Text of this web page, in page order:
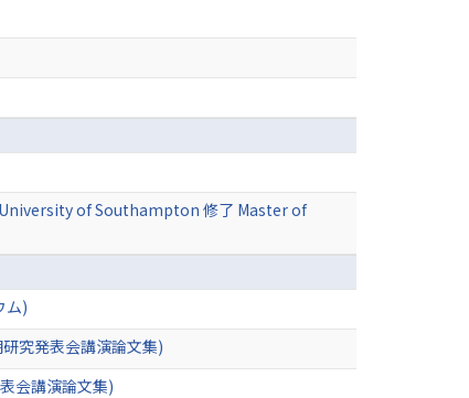
of Southampton 修了 Master of
ム)
究発表会講演論文集)
会講演論文集)